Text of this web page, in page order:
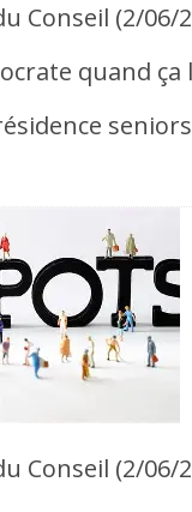
Conseil (2/06/
quand ça
Conseil (2/06/